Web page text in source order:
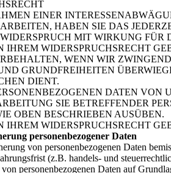
EINER
HABEN SIE DAS
MIT WIRKUNG FÜR
IHREM WIDERSPRUCHSRECHT
WENN WIR
GRUNDFREIHEITEN
DIENT.
DATEN VON
SIE BETREFFENDER
OBEN BESCHRIEBEN AUSÜBEN.
IHREM WIDERSPRUCHSRECHT
personenbezogener Daten
von personenbezogenen Daten
(z.B. handels- und
personenbezogenen Daten auf